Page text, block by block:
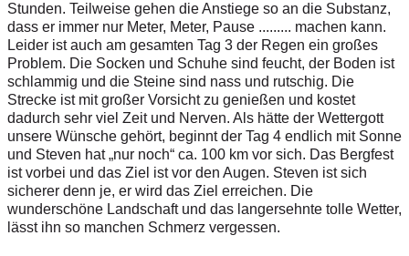
Stunden. Teilweise gehen die Anstiege so an die Substanz,
dass er immer nur Meter, Meter, Pause ......... machen kann.
Leider ist auch am gesamten Tag 3 der Regen ein großes
Problem. Die Socken und Schuhe sind feucht, der Boden ist
schlammig und die Steine sind nass und rutschig. Die
Strecke ist mit großer Vorsicht zu genießen und kostet
dadurch sehr viel Zeit und Nerven. Als hätte der Wettergott
unsere Wünsche gehört, beginnt der Tag 4 endlich mit Sonne
und Steven hat „nur noch“ ca. 100 km vor sich. Das Bergfest
ist vorbei und das Ziel ist vor den Augen. Steven ist sich
sicherer denn je, er wird das Ziel erreichen. Die
wunderschöne Landschaft und das langersehnte tolle Wetter,
lässt ihn so manchen Schmerz vergessen.